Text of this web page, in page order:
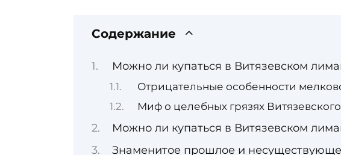
Содержание
Можно ли купаться в Витязевском
Отрицательные особенности
Миф о целебных грязях
Можно ли купаться в Витязевском
Знаменитое прошлое и